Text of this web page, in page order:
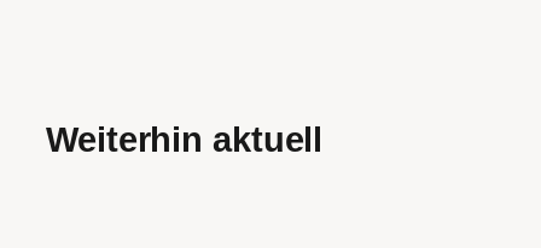
Weiterhin aktuell